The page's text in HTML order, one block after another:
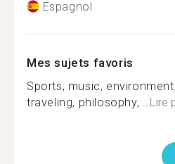
Espagnol
Mes sujets favoris
Sports, music,
traveling, philosophy,... Lire